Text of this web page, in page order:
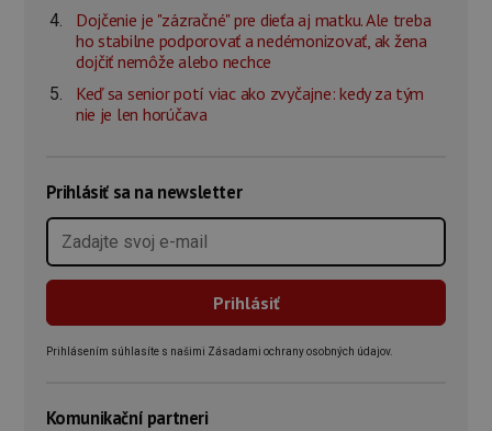
Dojčenie je "zázračné" pre dieťa aj matku. Ale treba
ho stabilne podporovať a nedémonizovať, ak žena
dojčiť nemôže alebo nechce
Keď sa senior potí viac ako zvyčajne: kedy za tým
nie je len horúčava
Prihlásiť sa na newsletter
Prihlásením súhlasíte s našimi Zásadami ochrany osobných údajov.
Komunikační partneri